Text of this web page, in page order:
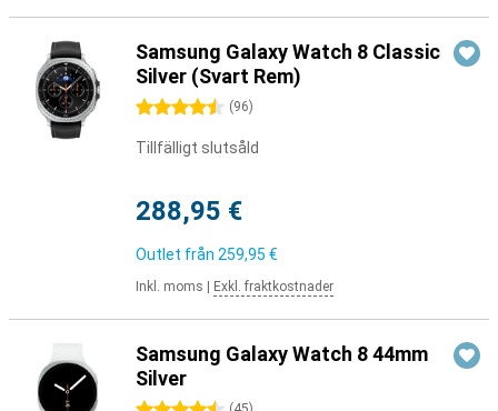
Samsung Galaxy Watch 8 Classic
Silver (Svart Rem)
4.5 stjärnor (96)
Tillfälligt slutsåld
288,95 €
Outlet från 259,95 €
Inkl. moms Exkl. fraktkostnader
Samsung Galaxy Watch 8 44mm
Silver